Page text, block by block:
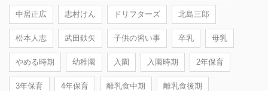
中居正広 志村けん ドリフターズ 北島三郎
松本人志 武田鉄矢 子供の習い事 卒乳 母乳
やめる時期 幼稚園 入園 入園時期 2年保育
3年保育 4年保育 離乳食中期 離乳食後期